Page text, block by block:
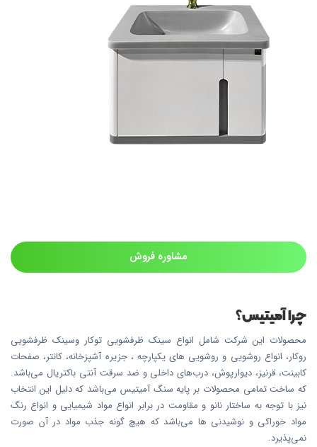
مشاوره فروش
چرا آمیتیس؟
محصولات این شرکت شامل انواع سینک ظرفشویی توکار وسینک ظرفشویی
روکار، انواع روشویی و روشویی های یکپارچه ، جزیره آشپزخانه، کانتر، صفحات
کابینت، قرنیز، دیوارپوش، درب‌های داخلی و ضد سرقت آنتی باکتریال می‌باشد.
که ساخت تمامی محصولات بر پایه سنگ آمیتیس می‌باشد که دلیل این انتخاب
نیز با توجه به ساختار نانو و مقاومت در برابر انواع مواد شیمیایی و انواع رنگ
مواد خوراکی و نوشیدنی ها می‌باشد که هیچ گونه جذب مواد در آن صورت
نمی‌پذیرد.